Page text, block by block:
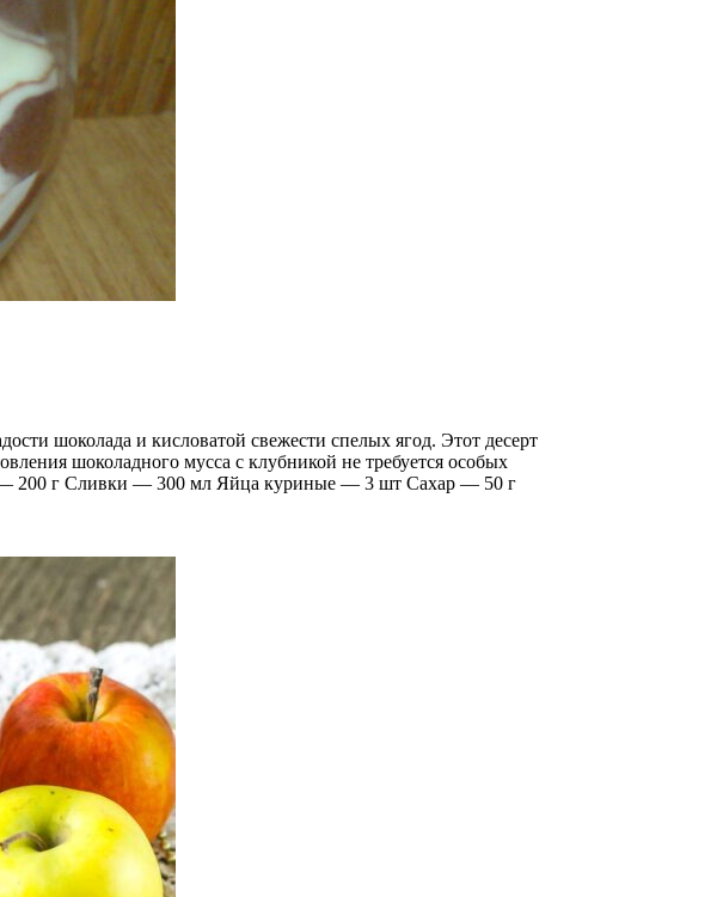
шоколада и кисловатой свежести спелых ягод. Этот десерт
шоколадного мусса с клубникой не требуется особых
— 200 г Сливки — 300 мл Яйца куриные — 3 шт Сахар — 50 г